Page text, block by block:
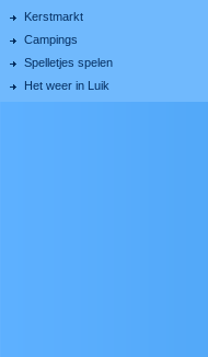
Kerstmarkt
Campings
Spelletjes spelen
Het weer in Luik